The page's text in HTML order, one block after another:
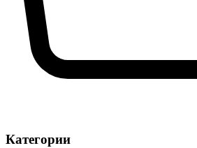
Категории